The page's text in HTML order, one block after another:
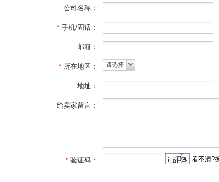
公司名称：
* 手机/固话：
邮箱：
* 所在地区： 请选择
地址：
给卖家留言：
* 验证码： 看不清?